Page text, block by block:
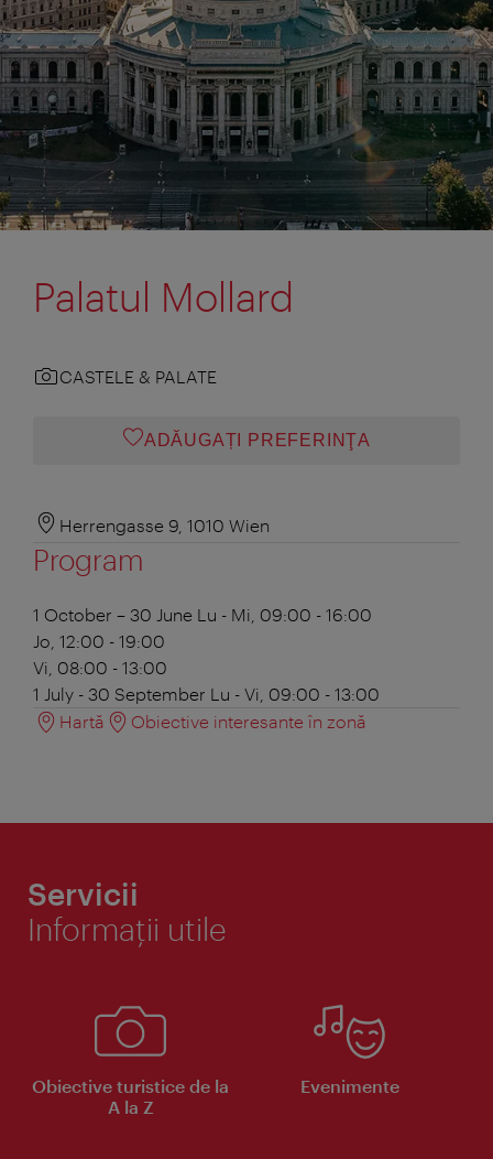
Palatul Mollard
CASTELE & PALATE
ADĂUGAȚI PREFERINŢA
Herrengasse 9, 1010 Wien
Program
1 October – 30 June Lu - Mi, 09:00 - 16:00
Jo, 12:00 - 19:00
Vi, 08:00 - 13:00
1 July - 30 September Lu - Vi, 09:00 - 13:00
Hartă
Obiective interesante în zonă
Servicii
Informaţii utile
Obiective turistice de la
A la Z
Evenimente